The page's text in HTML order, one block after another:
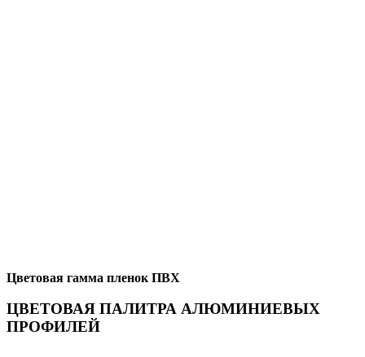
Цветовая гамма пленок ПВХ
ЦВЕТОВАЯ ПАЛИТРА АЛЮМИНИЕВЫХ
ПРОФИЛЕЙ